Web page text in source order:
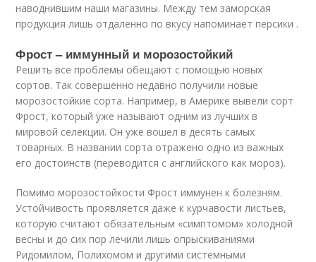
наводнившим наши магазины. Между тем заморская
продукция лишь отдаленно по вкусу напоминает персики .
Фрост – иммунный и морозостойкий
Решить все проблемы обещают с помощью новых
сортов. Так совершенно недавно получили новые
морозостойкие сорта. Например, в Америке вывели сорт
Фрост, который уже называют одним из лучших в
мировой селекции. Он уже вошел в десять самых
товарных. В названии сорта отражено одно из важных
его достоинств (переводится с английского как мороз).
Помимо морозостойкости Фрост иммунен к болезням.
Устойчивость проявляется даже к курчавости листьев,
которую считают обязательным «симптомом» холодной
весны и до сих пор лечили лишь опрыскиваниями
Ридомилом, Полихомом и другими системными